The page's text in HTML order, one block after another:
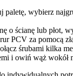
wybierz
o ścianę lub płot,
PCV za pomocą
śrubami kilka
i owiń wąż